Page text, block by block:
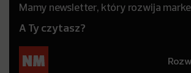
Mamy newsletter, który rozwija
A Ty czytasz?